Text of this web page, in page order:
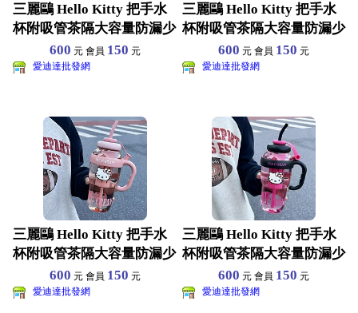
三麗鷗 Hello Kitty 把手水
杯附吸管茶隔大容量防漏少
女心必備
600 元 會員 150 元
愛迪達批發網
三麗鷗 Hello Kitty 把手水
杯附吸管茶隔大容量防漏少
女心必備
600 元 會員 150 元
愛迪達批發網
三麗鷗 Hello Kitty 把手水
杯附吸管茶隔大容量防漏少
女心必備
600 元 會員 150 元
愛迪達批發網
三麗鷗 Hello Kitty 把手水
杯附吸管茶隔大容量防漏少
女心必備
600 元 會員 150 元
愛迪達批發網